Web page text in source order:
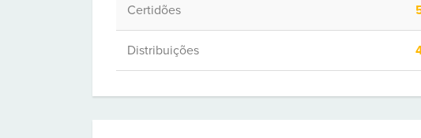
Certidões
Distribuições